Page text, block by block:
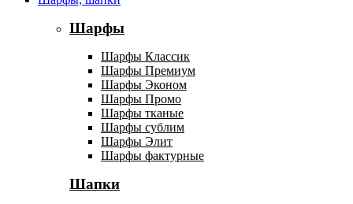
Шарфы
Шарфы Классик
Шарфы Премиум
Шарфы Эконом
Шарфы Промо
Шарфы тканые
Шарфы сублим
Шарфы Элит
Шарфы фактурные
Шапки